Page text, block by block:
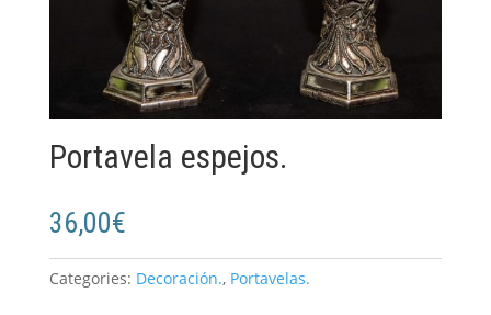
Portavela espejos.
36,00€
Categories: Decoración., Portavelas.